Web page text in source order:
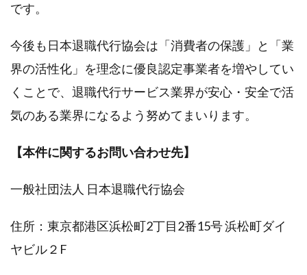
です。
今後も日本退職代行協会は「消費者の保護」と「業
界の活性化」を理念に優良認定事業者を増やしてい
くことで、退職代行サービス業界が安心・安全で活
気のある業界になるよう努めてまいります。
【本件に関するお問い合わせ先】
一般社団法人 日本退職代行協会
住所：東京都港区浜松町2丁目2番15号 浜松町ダイ
ヤビル２F